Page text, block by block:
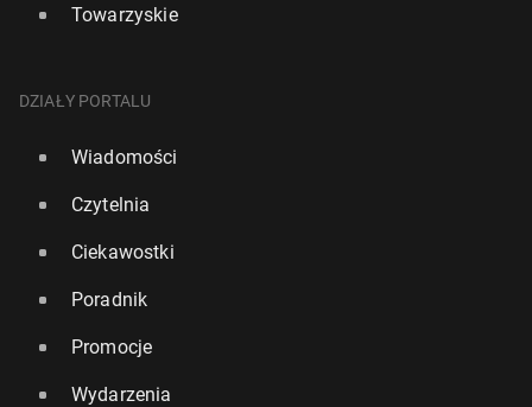
Towarzyskie
DZIAŁY PORTALU
Wiadomości
Czytelnia
Ciekawostki
Poradnik
Promocje
Wydarzenia